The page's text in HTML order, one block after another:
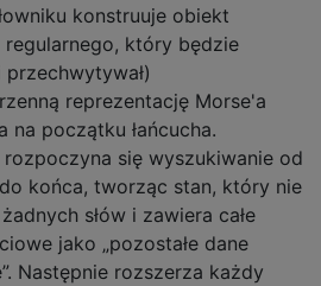
konstruuje obiekt
regularnego, który będzie
przechwytywał)
reprezentację Morse'a
na początku łańcucha.
rozpoczyna się wyszukiwanie od
końca, tworząc stan, który nie
słów i zawiera całe
jako „pozostałe dane
Następnie rozszerza każdy